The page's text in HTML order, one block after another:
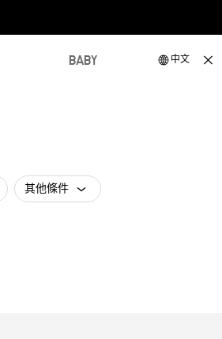
BABY 中文
其他條件